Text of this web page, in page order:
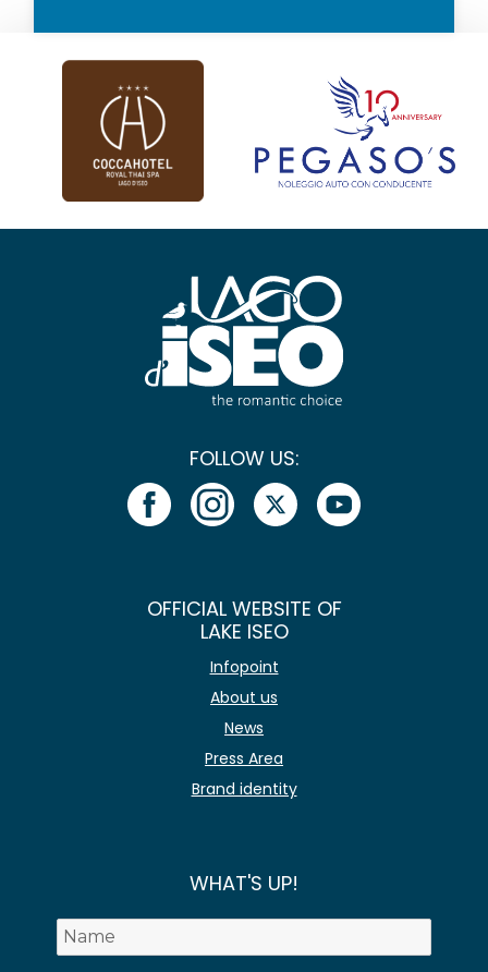
FOLLOW US:
OFFICIAL WEBSITE OF
LAKE ISEO
Infopoint
About us
News
Press Area
Brand identity
WHAT'S UP!